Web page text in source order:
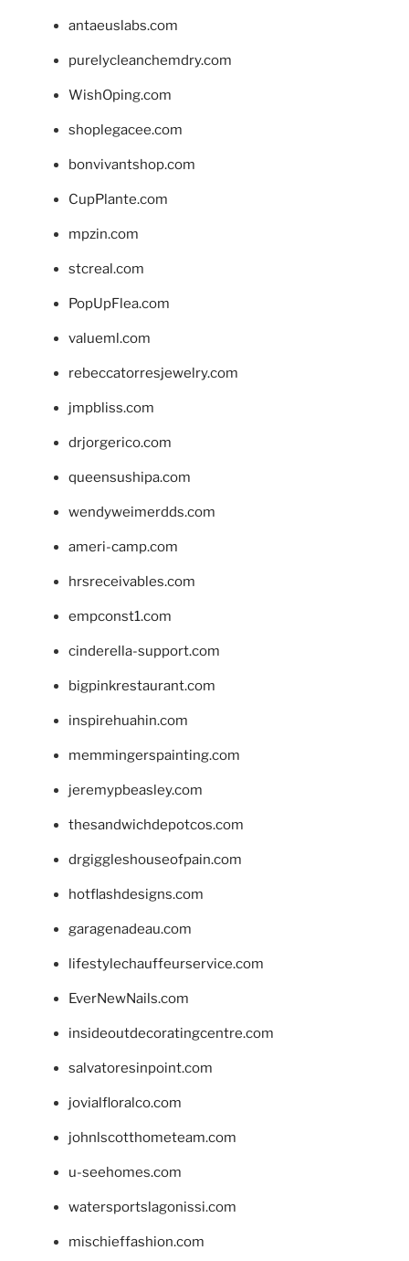
antaeuslabs.com
purelycleanchemdry.com
WishOping.com
shoplegacee.com
bonvivantshop.com
CupPlante.com
mpzin.com
stcreal.com
PopUpFlea.com
valueml.com
rebeccatorresjewelry.com
jmpbliss.com
drjorgerico.com
queensushipa.com
wendyweimerdds.com
ameri-camp.com
hrsreceivables.com
empconst1.com
cinderella-support.com
bigpinkrestaurant.com
inspirehuahin.com
memmingerspainting.com
jeremypbeasley.com
thesandwichdepotcos.com
drgiggleshouseofpain.com
hotflashdesigns.com
garagenadeau.com
lifestylechauffeurservice.com
EverNewNails.com
insideoutdecoratingcentre.com
salvatoresinpoint.com
jovialfloralco.com
johnlscotthometeam.com
u-seehomes.com
watersportslagonissi.com
mischieffashion.com